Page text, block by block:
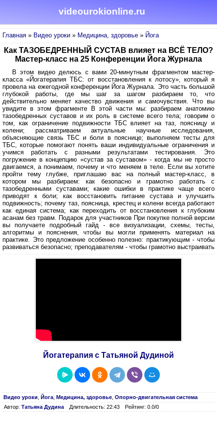
videourokionline.ru
Главная » Видео уроки » Медицина, здоровье » Йога
Как ТАЗОБЕДРЕННЫЙ СУСТАВ влияет на ВСЁ ТЕЛО?
Мастер-класс на 25 Конференции Йога Журнала
В этом видео делюсь с вами 20-минутным фрагментом мастер-
класса «Йогатерапия ТБС: от восстановления к лотосу», который я
провела на ежегодной конференции Йога Журнала. Это часть большой
глубокой работы, где мы шаг за шагом разбираем то, что
действительно меняет качество движения и самочувствия. Что вы
увидите в этом фрагменте В этой части мы: разбираем анатомию
тазобедренных суставов и их роль в системе всего тела; говорим о
том, как ограничение подвижности ТБС влияет на таз, поясницу и
колени; рассматриваем актуальные научные исследования,
объясняющие связь ТБС и боли в пояснице; выполняем тесты для
ТБС, которые помогают понять ваши индивидуальные ограничения и
учимся работать с разными результатами тестирования. Это
погружение в концепцию «сустав за суставом» - когда мы не просто
двигаемся, а понимаем, почему и что меняем в теле. Если вы хотите
пройти тему глубже, приглашаю вас на полный мастер-класс, в
котором мы разбираем: как безопасно и грамотно работать с
тазобедренными суставами; какие ошибки в практике чаще всего
приводят к боли; как восстановить питание сустава и улучшить
подвижность; почему таз, поясница, крестец и колени всегда работают
как единая система; как переходить от восстановления к глубоким
асанам без травм. Подарок для участников При покупке полной версии
вы получаете подробный гайд - все визуализации, схемы, тесты,
алгоритмы и пояснения, чтобы вы могли применять материал на
практике. Это предложение особенно полезно: практикующим - чтобы
развиваться безопасно; преподавателям - чтобы грамотно выстраивать
Йогатерапия с Татьяной Дудиной
Видео уроки Йога Медицина, здоровье Опорно-двигательная система
Автор: Татьяна Дудина Длительность: 22:43 Рейтинг: 0.0/0